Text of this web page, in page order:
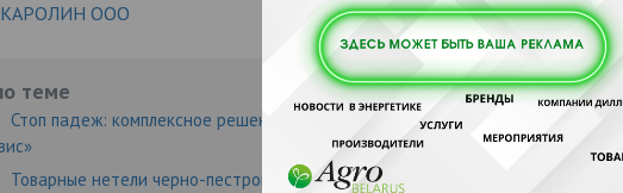
ООО
теме
Стоп падеж: комплексное решение для выращивания здорового молодняка от
Товарные нетели черно-пестрой голштинизированной породы